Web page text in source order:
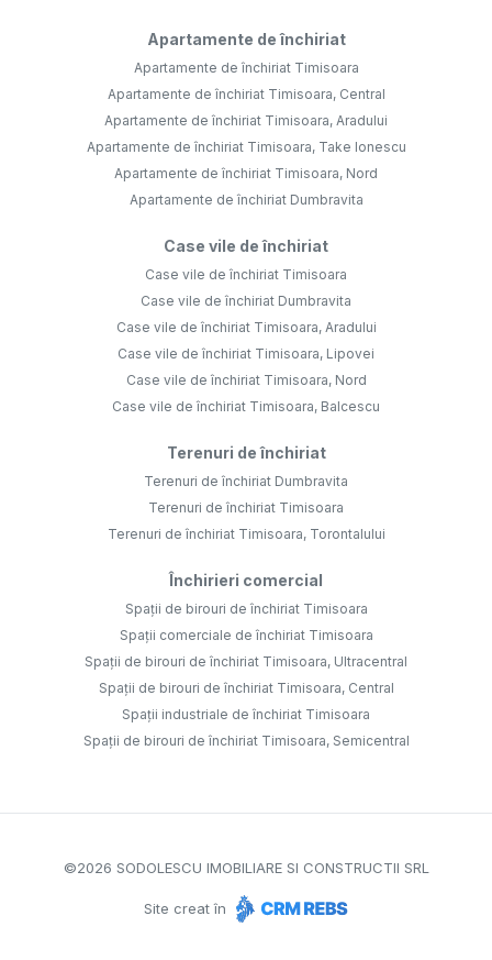
Apartamente de închiriat
Apartamente de închiriat Timisoara
Apartamente de închiriat Timisoara, Central
Apartamente de închiriat Timisoara, Aradului
Apartamente de închiriat Timisoara, Take Ionescu
Apartamente de închiriat Timisoara, Nord
Apartamente de închiriat Dumbravita
Case vile de închiriat
Case vile de închiriat Timisoara
Case vile de închiriat Dumbravita
Case vile de închiriat Timisoara, Aradului
Case vile de închiriat Timisoara, Lipovei
Case vile de închiriat Timisoara, Nord
Case vile de închiriat Timisoara, Balcescu
Terenuri de închiriat
Terenuri de închiriat Dumbravita
Terenuri de închiriat Timisoara
Terenuri de închiriat Timisoara, Torontalului
Închirieri comercial
Spații de birouri de închiriat Timisoara
Spații comerciale de închiriat Timisoara
Spații de birouri de închiriat Timisoara, Ultracentral
Spații de birouri de închiriat Timisoara, Central
Spații industriale de închiriat Timisoara
Spații de birouri de închiriat Timisoara, Semicentral
©2026 SODOLESCU IMOBILIARE SI CONSTRUCTII SRL
Site creat în